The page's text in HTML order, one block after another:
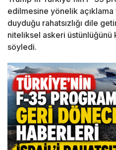
edilmesine yönelik
duyduğu rahatsızlığı dile
niteliksel askeri üstünlüğünü
söyledi.